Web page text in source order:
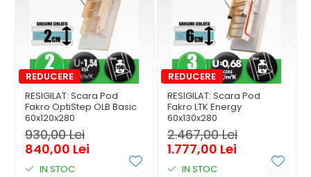
Datorita designului inteligent prin care blocheaza
lumina, acest rulou creaza conditii perfecte pentru
somn, in orice moment al zilei.
RESIGILAT: Scara Pod
Fakro OptiStep OLB Basic
60x120x280
930,00 Lei
840,00 Lei
IN STOC
RESIGILAT: Scara Pod
Fakro LTK Energy
60x130x280
2.467,00 Lei
1.777,00 Lei
IN STOC